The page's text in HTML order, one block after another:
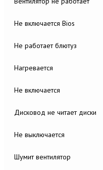
Не включается Bios
Не работает блютуз
Нагревается
Не включается
Дисковод не читает диски
Не выключается
Шумит вентилятор